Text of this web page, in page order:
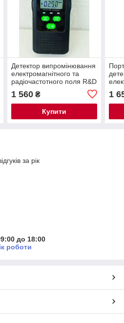
Детектор випромінювання
електромагнітного та
радіочастотного поля R&D
1 560₴
Купити
1
за рік
до 18:00
роботи